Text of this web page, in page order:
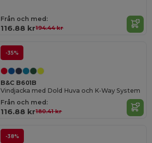
Från och med:
116.88 kr194.44 kr
-35%
B&C B601B
Vindjacka med Dold Huva och K-Way System
Från och med:
116.88 kr180.41 kr
-38%